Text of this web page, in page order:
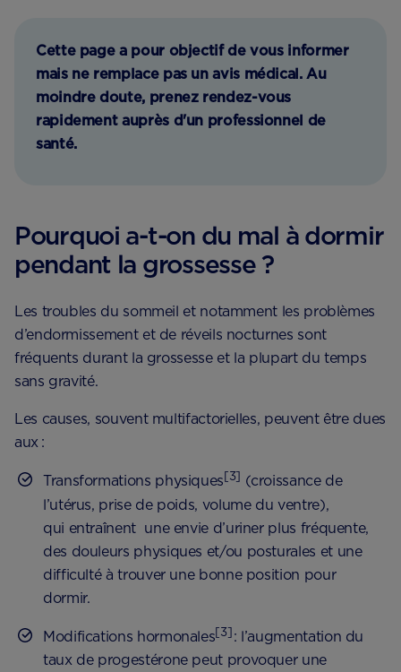
Cette page a pour objectif de vous informer
mais ne remplace pas un avis médical. Au
moindre doute, prenez rendez-vous
rapidement auprès d'un professionnel de
santé.
Pourquoi a-t-on du mal à dormir
pendant la grossesse ?
Les troubles du sommeil et notamment les problèmes
d’endormissement et de réveils nocturnes sont
fréquents durant la grossesse et la plupart du temps
sans gravité.
Les causes, souvent multifactorielles, peuvent être dues
aux :
Transformations physiques[3] (croissance de
l’utérus, prise de poids, volume du ventre),
qui entraînent une envie d’uriner plus fréquente,
des douleurs physiques et/ou posturales et une
difficulté à trouver une bonne position pour
dormir.
Modifications hormonales[3]: l’augmentation du
taux de progestérone peut provoquer une